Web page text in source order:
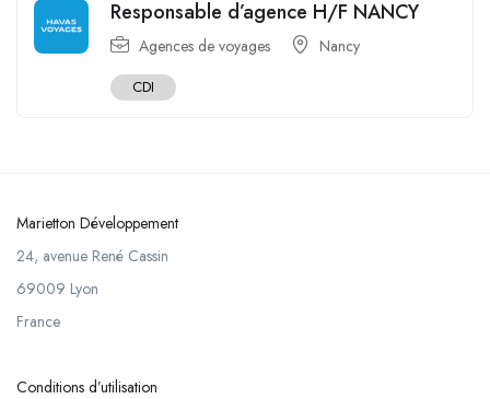
Responsable d’agence H/F NANCY
Agences de voyages Nancy
CDI
Marietton Développement
24, avenue René Cassin
69009 Lyon
France
Conditions d’utilisation